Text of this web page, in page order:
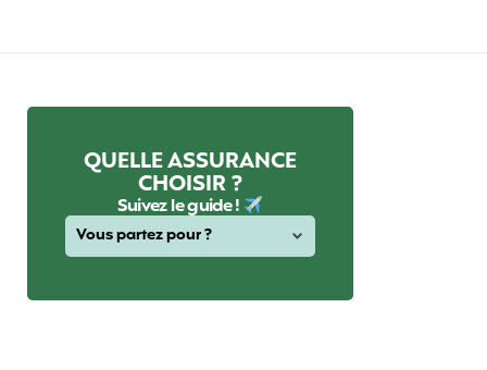
QUELLE ASSURANCE
CHOISIR ?
Suivez le guide !